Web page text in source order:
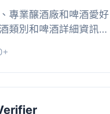
專業醸酒廠和啤酒愛好
類別和啤酒詳細資訊，
分...